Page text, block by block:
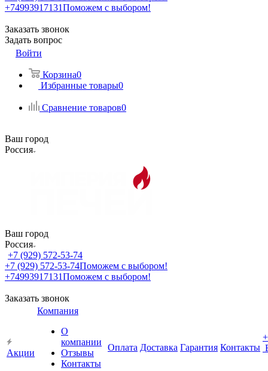
+74993917131Поможем с выбором!
Заказать звонок
Задать вопрос
Войти
Корзина0
Избранные товары0
Сравнение товаров0
Ваш город
Россия
Ваш город
Россия
+7 (929) 572-53-74
+7 (929) 572-53-74Поможем с выбором!
+74993917131Поможем с выбором!
Заказать звонок
Акции
Компания
О
компании
Отзывы
Контакты
Оплата Доставка Гарантия Контакты
+